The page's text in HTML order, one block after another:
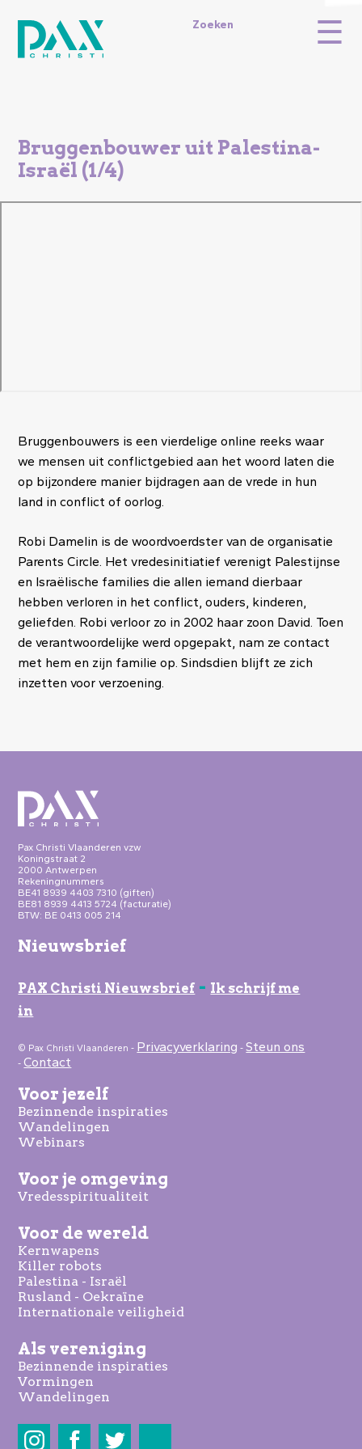
Topmenu
Zoeken ☰
Bruggenbouwer uit Palestina-
Israël (1/4)
Bruggenbouwers is een vierdelige online reeks waar
we mensen uit conflictgebied aan het woord laten die
op bijzondere manier bijdragen aan de vrede in hun
land in conflict of oorlog.
Robi Damelin is de woordvoerdster van de organisatie
Parents Circle. Het vredesinitiatief verenigt Palestijnse
en Israëlische families die allen iemand dierbaar
hebben verloren in het conflict, ouders, kinderen,
geliefden. Robi verloor zo in 2002 haar zoon David. Toen
de verantwoordelijke werd opgepakt, nam ze contact
met hem en zijn familie op. Sindsdien blijft ze zich
inzetten voor verzoening.
Pax Christi Vlaanderen vzw
Koningstraat 2
2000 Antwerpen
Rekeningnummers
BE41 8939 4403 7310 (giften)
BE81 8939 4413 5724 (facturatie)
BTW: BE 0413 005 214
Nieuwsbrief
PAX Christi Nieuwsbrief - Ik schrijf me
in
© Pax Christi Vlaanderen - Privacyverklaring -Steun ons
-Contact
Voor jezelf
Bezinnende inspiraties
Wandelingen
Webinars
Voor je omgeving
Vredesspiritualiteit
Voor de wereld
Kernwapens
Killer robots
Palestina - Israël
Rusland - Oekraïne
Internationale veiligheid
Als vereniging
Bezinnende inspiraties
Vormingen
Wandelingen
Share